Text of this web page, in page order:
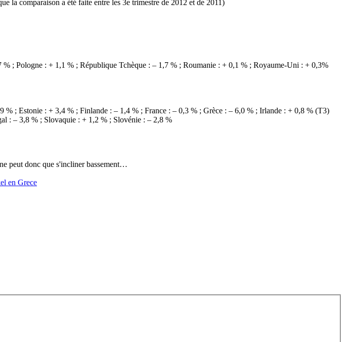
la comparaison a été faite entre les 3e trimestre de 2012 et de 2011)
; Pologne : + 1,1 % ; République Tchèque : – 1,7 % ; Roumanie : + 0,1 % ; Royaume-Uni : + 0,3%
; Estonie : + 3,4 % ; Finlande : – 1,4 % ; France : – 0,3 % ; Grèce : – 6,0 % ; Irlande : + 0,8 % (T3)
: – 3,8 % ; Slovaquie : + 1,2 % ; Slovénie : – 2,8 %
peut donc que s'incliner bassement…